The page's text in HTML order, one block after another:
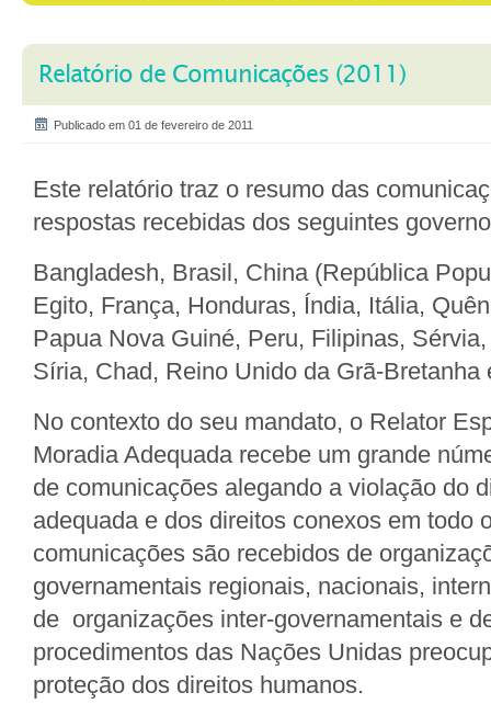
Relatório de Comunicações (2011)
Publicado em 01 de fevereiro de 2011
Este relatório traz o resumo das
respostas recebidas dos seguintes
Bangladesh, Brasil, China (República
Egito, França, Honduras, Índia, Itália,
Papua Nova Guiné, Peru, Filipinas,
Síria, Chad, Reino Unido da Grã-Bretanha
No contexto do seu mandato, o Relator
Moradia Adequada recebe um grande
de comunicações alegando a violação do
adequada e dos direitos conexos em todo
comunicações são recebidos de
governamentais regionais, nacionais,
de organizações inter-governamentais e
procedimentos das Nações Unidas
proteção dos direitos humanos.